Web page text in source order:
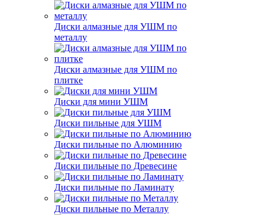
Диски алмазные для УШМ по
металлу
Диски алмазные для УШМ по
плитке
Диски для мини УШМ
Диски пильные для УШМ
Диски пильные по Алюминию
Диски пильные по Древесине
Диски пильные по Ламинату
Диски пильные по Металлу